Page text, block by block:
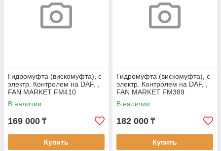
Гидромуфта (вискомуфта), с
электр. Контролем на DAF, ,
FAN MARKET FM410
В наличии
169 000 ₸
Купить
Гидромуфта (вискомуфта), с
электр. Контролем на DAF, ,
FAN MARKET FM389
В наличии
182 000 ₸
Купить